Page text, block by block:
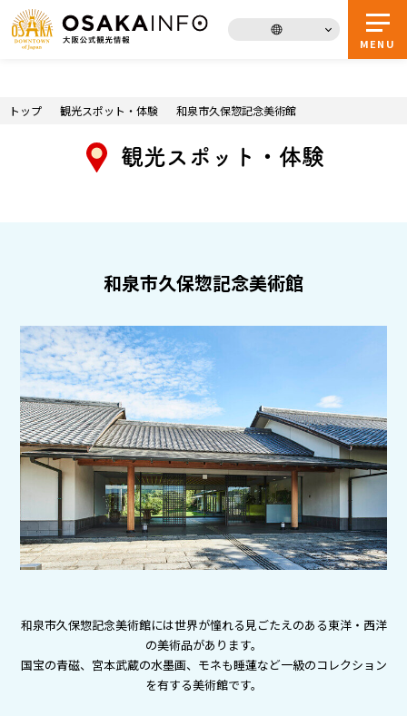
MENU
トップページへ
チケット
ガイドブック
大阪まるわかり
お役立ち情報
大阪観光局 OSAKA MICE
トップ 観光スポット・体験 和泉市久保惣記念美術館
観光スポット・体験
和泉市久保惣記念美術館
和泉市久保惣記念美術館には世界が憧れる見ごたえのある東洋・西洋
の美術品があります。
国宝の青磁、宮本武蔵の水墨画、モネも睡蓮など一級のコレクション
を有する美術館です。